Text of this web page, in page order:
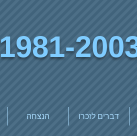
1981-
דברים לזכרו הנצחה